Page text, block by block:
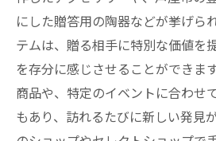
芦屋市の伝統工芸品を贈
歴史を感じる芦屋市の贈
地元の文化を表現した
伝統を受け継ぐ芦屋市の
文化を感じる芦屋市ギフ
にした贈答用の陶器などが挙げら
テムは、贈る相手に特別な価値を
を存分に感じさせることができま
商品や、特定のイベントに合わせ
もあり、訪れるたびに新しい発見